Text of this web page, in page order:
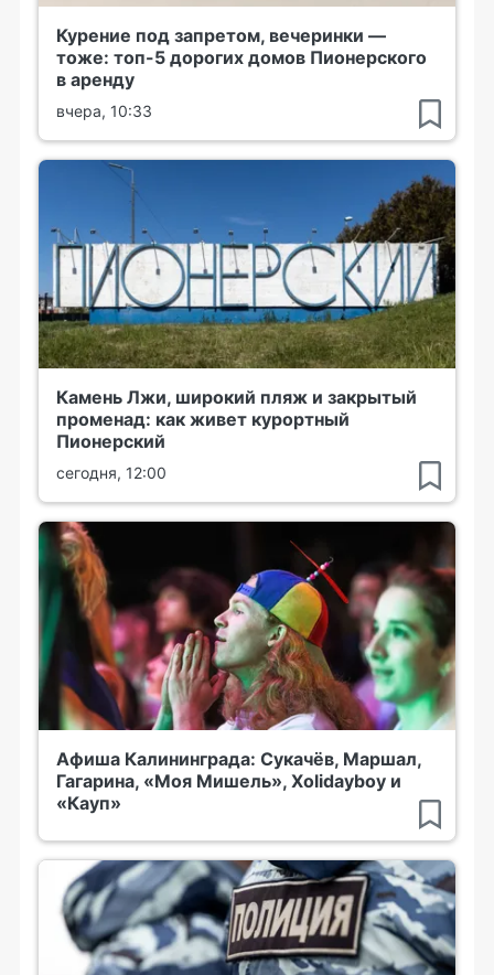
Курение под запретом, вечеринки —
тоже: топ-5 дорогих домов Пионерского
в аренду
вчера, 10:33
Камень Лжи, широкий пляж и закрытый
променад: как живет курортный
Пионерский
сегодня, 12:00
Афиша Калининграда: Сукачёв, Маршал,
Гагарина, «Моя Мишель», Xolidayboy и
«Кауп»